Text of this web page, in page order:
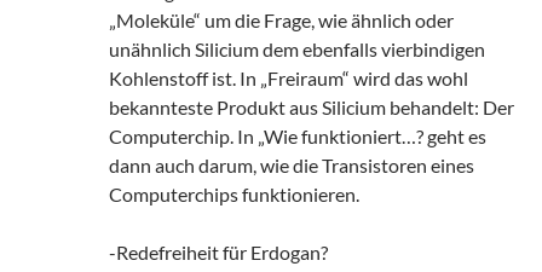
„Moleküle“ um die Frage, wie ähnlich oder
unähnlich Silicium dem ebenfalls vierbindigen
Kohlenstoff ist. In „Freiraum“ wird das wohl
bekannteste Produkt aus Silicium behandelt: Der
Computerchip. In „Wie funktioniert…? geht es
dann auch darum, wie die Transistoren eines
Computerchips funktionieren.
-Redefreiheit für Erdogan?